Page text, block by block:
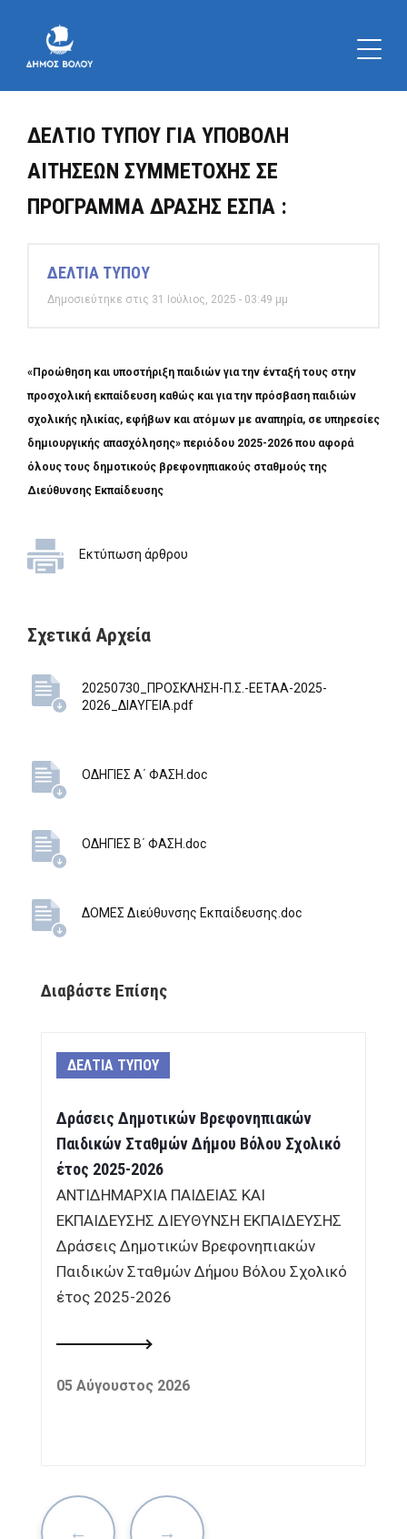
ΔΕΛΤΙΟ ΤΥΠΟΥ ΓΙΑ ΥΠΟΒΟΛΗ
ΑΙΤΗΣΕΩΝ ΣΥΜΜΕΤΟΧΗΣ ΣΕ
ΠΡΟΓΡΑΜΜΑ ΔΡΑΣΗΣ ΕΣΠΑ :
ΔΕΛΤΙΑ ΤΥΠΟΥ
Δημοσιεύτηκε στις 31 Ιούλιος, 2025 - 03:49 μμ
«Προώθηση και υποστήριξη παιδιών για την ένταξή τους στην
προσχολική εκπαίδευση καθώς και για την πρόσβαση παιδιών
σχολικής ηλικίας, εφήβων και ατόμων με αναπηρία, σε υπηρεσίες
δημιουργικής απασχόλησης» περιόδου 2025-2026 που αφορά
όλους τους δημοτικούς βρεφονηπιακούς σταθμούς της
Διεύθυνσης Εκπαίδευσης
Εκτύπωση άρθρου
Σχετικά Αρχεία
20250730_ΠΡΟΣΚΛΗΣΗ-Π.Σ.-ΕΕΤΑΑ-2025-
2026_ΔΙΑΥΓΕΙΑ.pdf
ΟΔΗΓΙΕΣ Α΄ ΦΑΣΗ.doc
ΟΔΗΓΙΕΣ Β΄ ΦΑΣΗ.doc
ΔΟΜΕΣ Διεύθυνσης Εκπαίδευσης.doc
Διαβάστε Επίσης
ΔΕΛΤΙΑ ΤΥΠΟΥ
Δράσεις Δημοτικών Βρεφονηπιακών
Παιδικών Σταθμών Δήμου Βόλου Σχολικό
έτος 2025-2026
ΑΝΤΙΔΗΜΑΡΧΙΑ ΠΑΙΔΕΙΑΣ ΚΑΙ
ΕΚΠΑΙΔΕΥΣΗΣ ΔΙΕΥΘΥΝΣΗ ΕΚΠΑΙΔΕΥΣΗΣ
Δράσεις Δημοτικών Βρεφονηπιακών
Παιδικών Σταθμών Δήμου Βόλου Σχολικό
έτος 2025-2026
05 Αύγουστος 2026